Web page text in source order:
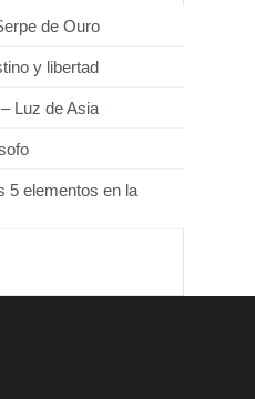
de Ouro
y libertad
Luz de Asia
5 elementos en la